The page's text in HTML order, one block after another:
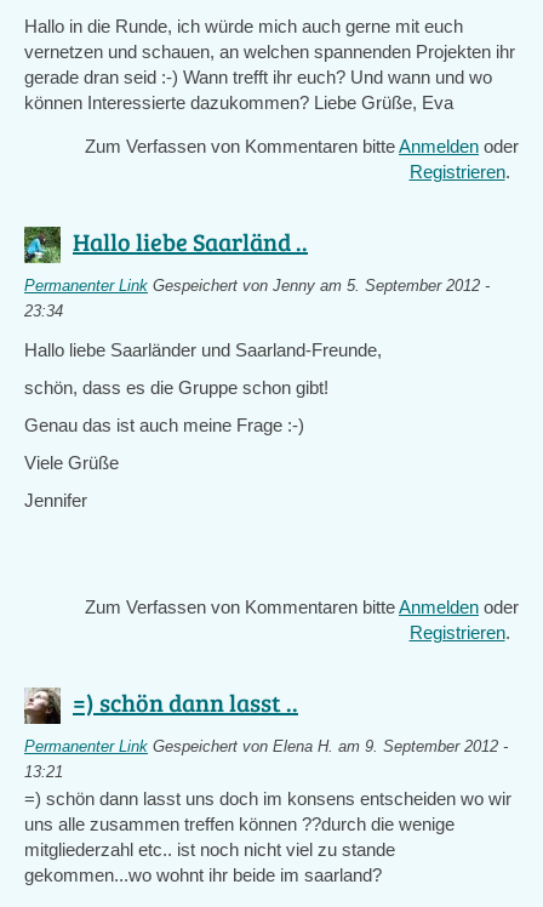
Hallo in die Runde, ich würde mich auch gerne mit euch
vernetzen und schauen, an welchen spannenden Projekten ihr
gerade dran seid :-) Wann trefft ihr euch? Und wann und wo
können Interessierte dazukommen? Liebe Grüße, Eva
Zum Verfassen von Kommentaren bitteAnmelden oder
Registrieren.
Hallo liebe Saarländ ..
Permanenter Link Gespeichert von Jenny am 5. September 2012 -
23:34
Hallo liebe Saarländer und Saarland-Freunde,
schön, dass es die Gruppe schon gibt!
Genau das ist auch meine Frage :-)
Viele Grüße
Jennifer
Zum Verfassen von Kommentaren bitteAnmelden oder
Registrieren.
=) schön dann lasst ..
Permanenter Link Gespeichert von Elena H. am 9. September 2012 -
13:21
=) schön dann lasst uns doch im konsens entscheiden wo wir
uns alle zusammen treffen können ??durch die wenige
mitgliederzahl etc.. ist noch nicht viel zu stande
gekommen...wo wohnt ihr beide im saarland?